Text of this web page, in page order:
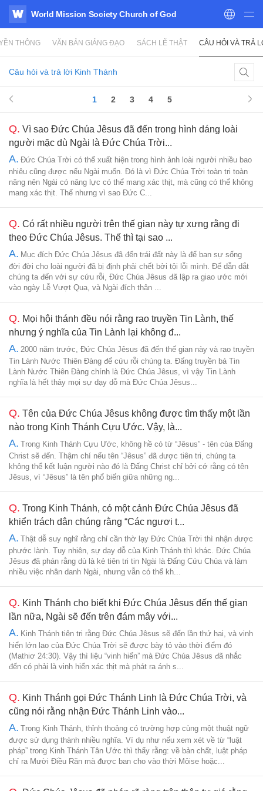
WATV
World Mission Society Church of God
THÔNG VĂN BẢN GIẢNG ĐẠO SÁCH LẼ THẬT CÂU HỎI VÀ TRẢ
Câu hỏi và trả lời Kinh Thánh
1 2 3 4 5
Q. Vì sao Đức Chúa Jêsus đã đến trong hình dáng loài
người mặc dù Ngài là Đức Chúa Trời...
A. Đức Chúa Trời có thể xuất hiện trong hình ảnh loài người nhiều bao
nhiêu cũng được nếu Ngài muốn. Đó là vì Đức Chúa Trời toàn tri toàn
năng nên Ngài có năng lực có thể mang xác thịt, mà cũng có thể không
mang xác thịt. Thế nhưng vì sao Đức C...
Q. Có rất nhiều người trên thế gian này tự xưng rằng đi
theo Đức Chúa Jêsus. Thế thì tại sao ...
A. Mục đích Đức Chúa Jêsus đã đến trái đất này là để ban sự sống
đời đời cho loài người đã bị định phải chết bởi tội lỗi mình. Để dẫn dắt
chúng ta đến với sự cứu rỗi, Đức Chúa Jêsus đã lập ra giao ước mới
vào ngày Lễ Vượt Qua, và Ngài đích thân ...
Q. Mọi hội thánh đều nói rằng rao truyền Tin Lành, thế
nhưng ý nghĩa của Tin Lành lại không đ...
A. 2000 năm trước, Đức Chúa Jêsus đã đến thế gian này và rao truyền
Tin Lành Nước Thiên Đàng để cứu rỗi chúng ta. Đấng truyền bá Tin
Lành Nước Thiên Đàng chính là Đức Chúa Jêsus, vì vậy Tin Lành
nghĩa là hết thảy mọi sự dạy dỗ mà Đức Chúa Jêsus...
Q. Tên của Đức Chúa Jêsus không được tìm thấy một lần
nào trong Kinh Thánh Cựu Ước. Vậy, là...
A. Trong Kinh Thánh Cựu Ước, không hề có từ “Jêsus” - tên của Đấng
Christ sẽ đến. Thậm chí nếu tên “Jêsus” đã được tiên tri, chúng ta
không thể kết luận người nào đó là Đấng Christ chỉ bởi cớ rằng có tên
Jêsus, vì “Jêsus” là tên phổ biến giữa những ng...
Q. Trong Kinh Thánh, có một cảnh Đức Chúa Jêsus đã
khiển trách dân chúng rằng “Các ngươi t...
A. Thật dễ suy nghĩ rằng chỉ cần thờ lạy Đức Chúa Trời thì nhận được
phước lành. Tuy nhiên, sự dạy dỗ của Kinh Thánh thì khác. Đức Chúa
Jêsus đã phán rằng dù là kẻ tiên tri tin Ngài là Đấng Cứu Chúa và làm
nhiều việc nhân danh Ngài, nhưng vẫn có thể kh...
Q. Kinh Thánh cho biết khi Đức Chúa Jêsus đến thế gian
lần nữa, Ngài sẽ đến trên đám mây với...
A. Kinh Thánh tiên tri rằng Đức Chúa Jêsus sẽ đến lần thứ hai, và vinh
hiển lớn lao của Đức Chúa Trời sẽ được bày tỏ vào thời điểm đó
(Mathiơ 24:30). Vậy thì liệu “vinh hiển” mà Đức Chúa Jêsus đã nhắc
đến có phải là vinh hiển xác thịt mà phát ra ánh s...
Q. Kinh Thánh gọi Đức Thánh Linh là Đức Chúa Trời, và
cũng nói rằng nhận Đức Thánh Linh vào...
A. Trong Kinh Thánh, thỉnh thoảng có trường hợp cùng một thuật ngữ
được sử dụng thành nhiều nghĩa. Ví dụ như nếu xem xét về từ “luật
pháp” trong Kinh Thánh Tân Ước thì thấy rằng: về bản chất, luật pháp
chỉ ra Mười Điều Răn mà được ban cho vào thời Môise hoặc...